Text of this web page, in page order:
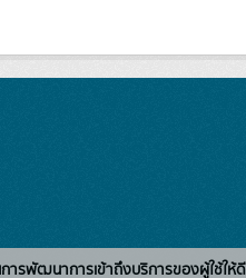
การพัฒนาการเข้าถึงบริการของผู้ใช้